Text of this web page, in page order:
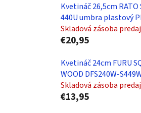
Kvetináč 26,5cm RATO
440U umbra plastový
Skladová zásoba
€20,95
Kvetináč 24cm FURU
WOOD DFS240W-
Skladová zásoba
€13,95